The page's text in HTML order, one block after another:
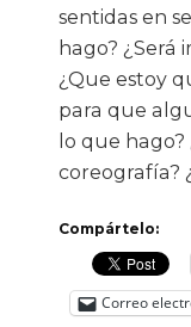
sentidas en
hago?
¿Que estoy
para que
lo que
coreografía?
Compártelo:
Correo